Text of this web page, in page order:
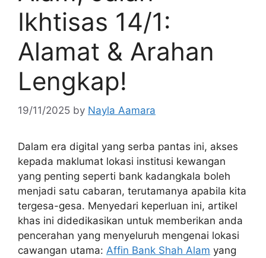
Ikhtisas 14/1:
Alamat & Arahan
Lengkap!
19/11/2025 by Nayla Aamara
Dalam era digital yang serba pantas ini, akses
kepada maklumat lokasi institusi kewangan
yang penting seperti bank kadangkala boleh
menjadi satu cabaran, terutamanya apabila kita
tergesa-gesa. Menyedari keperluan ini, artikel
khas ini didedikasikan untuk memberikan anda
pencerahan yang menyeluruh mengenai lokasi
cawangan utama: Affin Bank Shah Alam yang